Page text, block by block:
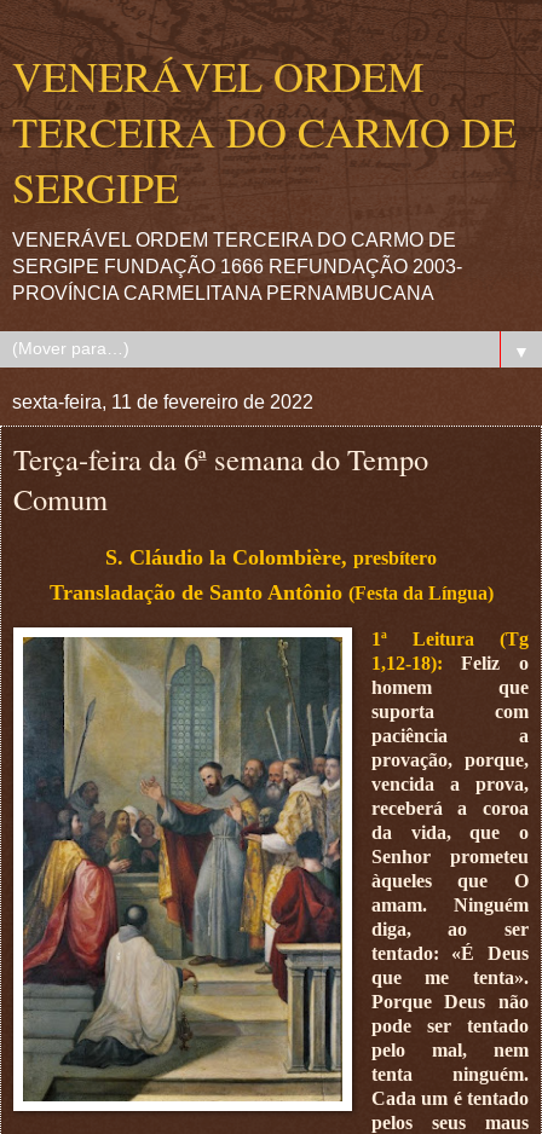
VENERÁVEL ORDEM
TERCEIRA DO CARMO DE
SERGIPE
VENERÁVEL ORDEM TERCEIRA DO CARMO DE
SERGIPE FUNDAÇÃO 1666 REFUNDAÇÃO 2003-
PROVÍNCIA CARMELITANA PERNAMBUCANA
▼
sexta-feira, 11 de fevereiro de 2022
Terça-feira da 6ª semana do Tempo
Comum
S. Cláudio la Colombière, presbítero
Transladação de Santo Antônio (Festa da Língua)
1ª Leitura (Tg
1,12-18):Feliz o
homem que
suporta com
paciência a
provação, porque,
vencida a prova,
receberá a coroa
da vida, que o
Senhor prometeu
àqueles que O
amam. Ninguém
diga, ao ser
tentado: «É Deus
que me tenta».
Porque Deus não
pode ser tentado
pelo mal, nem
tenta ninguém.
Cada um é tentado
pelos seus maus